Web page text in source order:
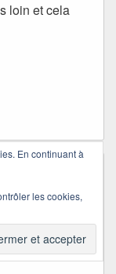
loin et cela
chiens aussi,
. Enfin je ne
ai la même
ne plus en
En continuant à
les cookies,